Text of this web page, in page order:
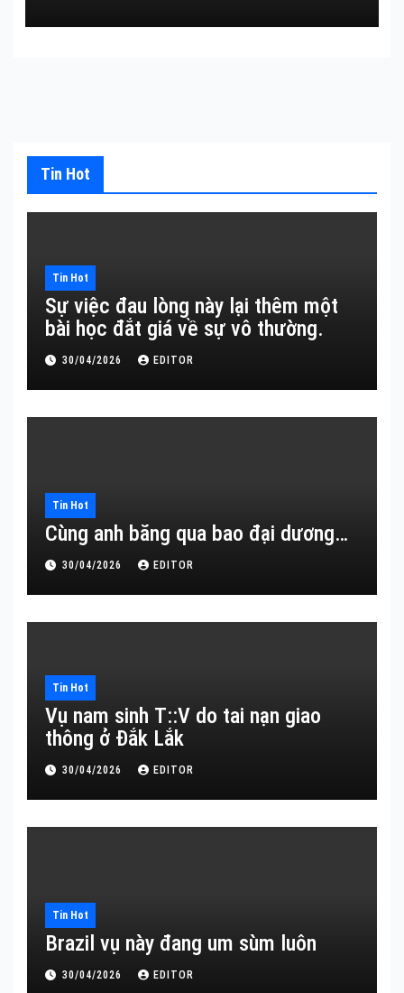
Tin Hot
Tin Hot
Sự việc đau lòng này lại thêm một
bài học đắt giá về sự vô thường.
30/04/2026 EDITOR
Tin Hot
Cùng anh băng qua bao đại dương…
30/04/2026 EDITOR
Tin Hot
Vụ nam sinh T::V do tai nạn giao
thông ở Đắk Lắk
30/04/2026 EDITOR
Tin Hot
Brazil vụ này đang um sùm luôn
30/04/2026 EDITOR